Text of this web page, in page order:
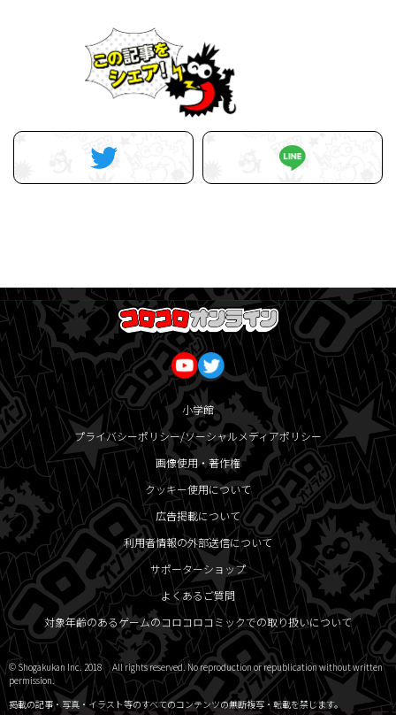
小学館
プライバシーポリシー/ソーシャルメディアポリシー
画像使用・著作権
クッキー使用について
広告掲載について
利用者情報の外部送信について
サポーターショップ
よくあるご質問
対象年齢のあるゲームのコロコロコミックでの取り扱いについて
© Shogakukan Inc. 2018 All rights reserved. No reproduction or republication without written
permission.
掲載の記事・写真・イラスト等のすべてのコンテンツの無断複写・転載を禁じます。